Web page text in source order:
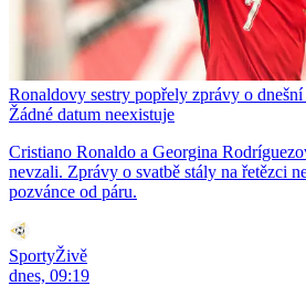
Ronaldovy sestry popřely zprávy o dnešní
Žádné datum neexistuje
Cristiano Ronaldo a Georgina
nevzali. Zprávy o svatbě stály na řetězci
pozvánce od páru.
SportyŽivě
dnes, 09:19